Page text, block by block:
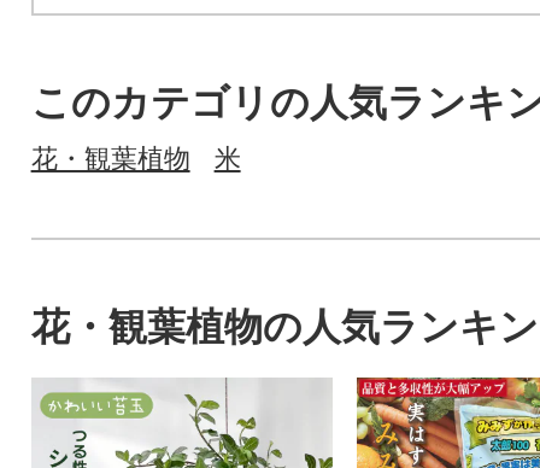
このカテゴリの人気ランキ
花・観葉植物 米
花・観葉植物の人気ランキ